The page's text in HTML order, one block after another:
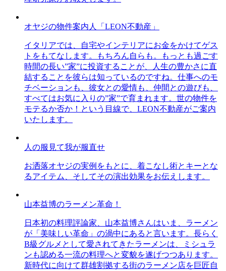
オヤジの物件案内人「LEON不動産」
イタリアでは、自宅やインテリアにお金をかけてゲス
トをもてなします。もちろん自らも。もっとも過ごす
時間の長い”家”に投資することが、人生の豊かさに直
結することを彼らは知っているのですね。仕事へのモ
チベーションも、彼女との愛情も、仲間との遊びも、
すべてはお気に入りの”家”で育まれます。世の物件を
モテるか否か！という目線で、LEON不動産がご案内
いたします。
人の服見て我が服直せ
お洒落オヤジの実例をもとに、着こなし術とキーとな
るアイテム、そしてその演出効果をお伝えします。
山本益博のラーメン革命！
日本初の料理評論家、山本益博さんはいま、ラーメン
が「美味しい革命」の渦中にあると言います。長らく
B級グルメとして愛されてきたラーメンは、ミシュラ
ンも認める一流の料理へと変貌を遂げつつあります。
新時代に向けて群雄割拠する街のラーメン店を巨匠自